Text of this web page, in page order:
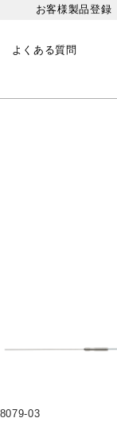
お客様製品登録
よくある質問
8079-03